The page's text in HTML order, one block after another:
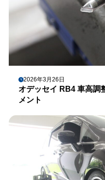
2026年3月26日
オデッセイ RB4 車高調
メント